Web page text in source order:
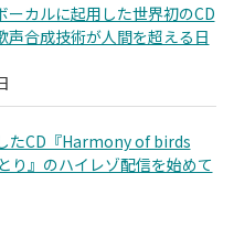
ーカルに起用した世界初のCD
声合成技術が人間を超える日
たCD『Harmony of birds
り』のハイレゾ配信を始めて